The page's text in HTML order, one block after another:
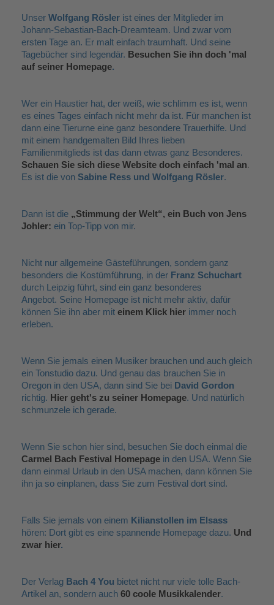
Unser Wolfgang Rösler ist eines der Mitglieder im
Johann-Sebastian-Bach-Dreamteam. Und zwar vom
ersten Tage an. Er malt einfach traumhaft. Und seine
Tagebücher sind legendär. Besuchen Sie ihn doch 'mal
auf seiner Homepage.
Wer ein Haustier hat, der weiß, wie schlimm es ist, wenn
es eines Tages einfach nicht mehr da ist. Für manchen ist
dann eine Tierurne eine ganz besondere Trauerhilfe. Und
mit einem handgemalten Bild Ihres lieben
Familienmitglieds ist das dann etwas ganz Besonderes.
Schauen Sie sich diese Website doch einfach 'mal an.
Es ist die von Sabine Ress und Wolfgang Rösler.
Dann ist die „Stimmung der Welt“, ein Buch von Jens
Johler: ein Top-Tipp von mir.
Nicht nur allgemeine Gästeführungen, sondern ganz
besonders die Kostümführung, in der Franz Schuchart
durch Leipzig führt, sind ein ganz besonderes
Angebot. Seine Homepage ist nicht mehr aktiv, dafür
können Sie ihn aber mit einem Klick hier immer noch
erleben.
Wenn Sie jemals einen Musiker brauchen und auch gleich
ein Tonstudio dazu. Und genau das brauchen Sie in
Oregon in den USA, dann sind Sie bei David Gordon
richtig. Hier geht's zu seiner Homepage. Und natürlich
schmunzele ich gerade.
Wenn Sie schon hier sind, besuchen Sie doch einmal die
Carmel Bach Festival Homepage in den USA. Wenn Sie
dann einmal Urlaub in den USA machen, dann können Sie
ihn ja so einplanen, dass Sie zum Festival dort sind.
Falls Sie jemals von einem Kilianstollen im Elsass
hören: Dort gibt es eine spannende Homepage dazu. Und
zwar hier.
Der Verlag Bach 4 You bietet nicht nur viele tolle Bach-
Artikel an, sondern auch 60 coole Musikkalender.